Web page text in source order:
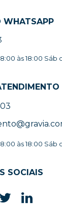
WHATSAPP
às 18:00 Sáb
às 18:00 Sáb
SOCIAIS